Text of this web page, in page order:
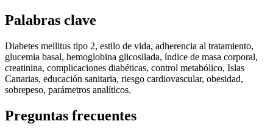
Palabras clave
Diabetes mellitus tipo 2, estilo de vida, adherencia al tratamiento,
glucemia basal, hemoglobina glicosilada, índice de masa corporal,
creatinina, complicaciones diabéticas, control metabólico, Islas
Canarias, educación sanitaria, riesgo cardiovascular, obesidad,
sobrepeso, parámetros analíticos.
Preguntas frecuentes